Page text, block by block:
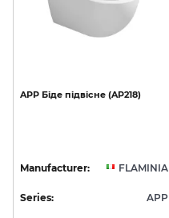
APP Біде підвісне (AP218)
Manufacturer: FLAMINIA
Series: APP